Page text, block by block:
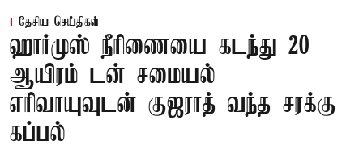
தேசிய செய்திகள்
ஹார்முஸ் நீரிணையை கடந்து 20
ஆயிரம் டன் சமையல்
எரிவாயுவுடன் குஜராத் வந்த சரக்கு
கப்பல்